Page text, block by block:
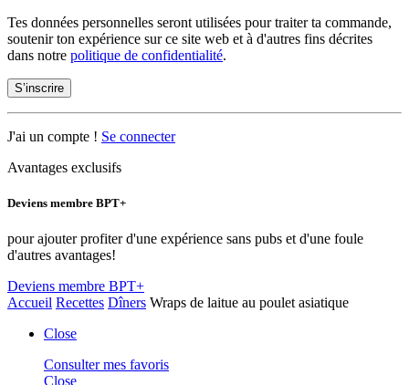
Tes données personnelles seront utilisées pour traiter ta commande,
soutenir ton expérience sur ce site web et à d'autres fins décrites
dans notre politique de confidentialité.
S’inscrire
J'ai un compte ! Se connecter
Avantages exclusifs
Deviens membre BPT+
pour ajouter profiter d'une expérience sans pubs et d'une foule
d'autres avantages!
Deviens membre BPT+
Accueil Recettes Dîners Wraps de laitue au poulet asiatique
Close
Consulter mes favoris
Close